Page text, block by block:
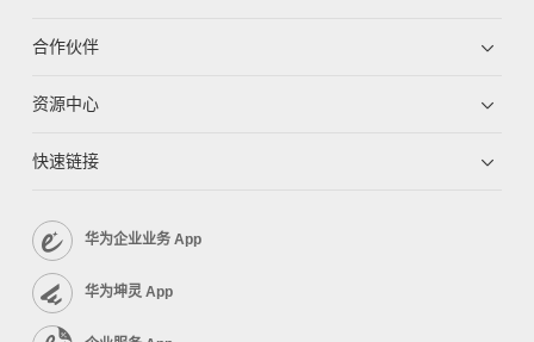
合作伙伴
资源中心
快速链接
华为企业业务 App
华为坤灵 App